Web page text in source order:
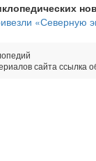
«Северную
сайта ссылка